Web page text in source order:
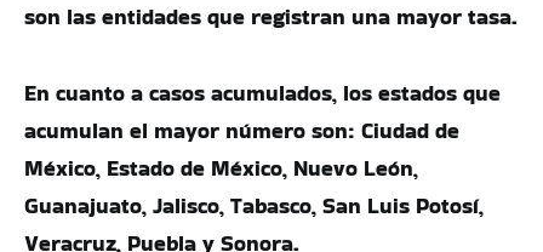
son las entidades que registran una mayor tasa.
En cuanto a casos acumulados, los estados que
acumulan el mayor número son: Ciudad de
México, Estado de México, Nuevo León,
Guanajuato, Jalisco, Tabasco, San Luis Potosí,
Veracruz, Puebla y Sonora.